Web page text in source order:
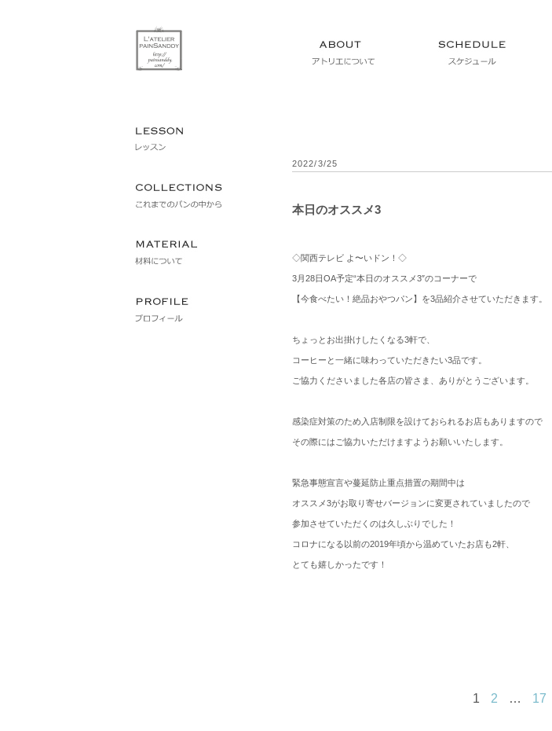
2022/3/25
本日のオススメ3
◇関西テレビ よ〜いドン！◇
3月28日OA予定“本日のオススメ3″のコーナーで
【今食べたい！絶品おやつパン】を3品紹介させていただきます。
ちょっとお出掛けしたくなる3軒で、
コーヒーと一緒に味わっていただきたい3品です。
ご協力くださいました各店の皆さま、ありがとうございます。
感染症対策のため入店制限を設けておられるお店もありますので
その際にはご協力いただけますようお願いいたします。
緊急事態宣言や蔓延防止重点措置の期間中は
オススメ3がお取り寄せバージョンに変更されていましたので
参加させていただくのは久しぶりでした！
コロナになる以前の2019年頃から温めていたお店も2軒、
とても嬉しかったです！
1 2 … 17